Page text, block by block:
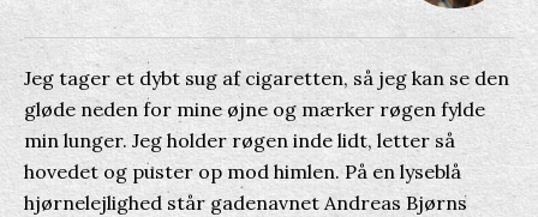
Jeg tager et dybt sug af cigaretten, så jeg kan se den
gløde neden for mine øjne og mærker røgen fylde
min lunger. Jeg holder røgen inde lidt, letter så
hovedet og puster op mod himlen. På en lyseblå
hjørnelejlighed står gadenavnet Andreas Bjørns